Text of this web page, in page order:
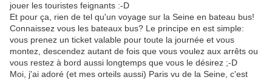
jouer les touristes feignants :-D
Et pour ça, rien de tel qu'un voyage sur la Seine en bateau bus!
Connaissez vous les bateaux bus? Le principe en est simple:
vous prenez un ticket valable pour toute la journée et vous
montez, descendez autant de fois que vous voulez aux arrêts ou
vous restez à bord aussi longtemps que vous le désirez ;-D
Moi, j'ai adoré (et mes orteils aussi) Paris vu de la Seine, c'est